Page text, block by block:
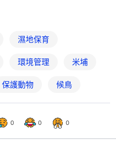
濕地保育
環境管理 米埔
保護動物 候鳥
0 0 0